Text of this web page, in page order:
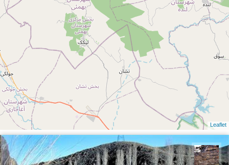
Leaflet
محمد ناصری فرد